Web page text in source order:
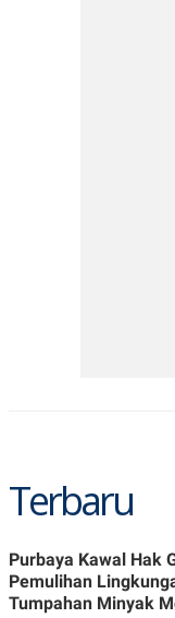
Terbaru
Purbaya Kawal Hak
Pemulihan
Tumpahan Minyak